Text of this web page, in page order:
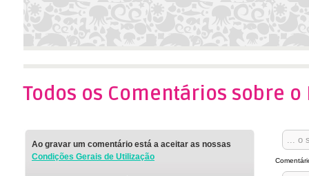
Todos os Comentários sobre o
Ao gravar um comentário está a aceitar as nossas
Condições Gerais de Utilização